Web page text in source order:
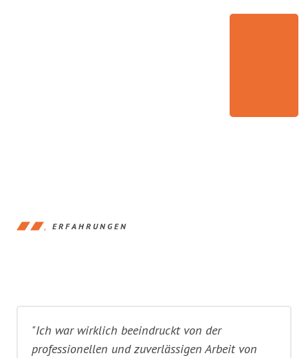
ERFAHRUNGEN
"Ich war wirklich beeindruckt von der
professionellen und zuverlässigen Arbeit von